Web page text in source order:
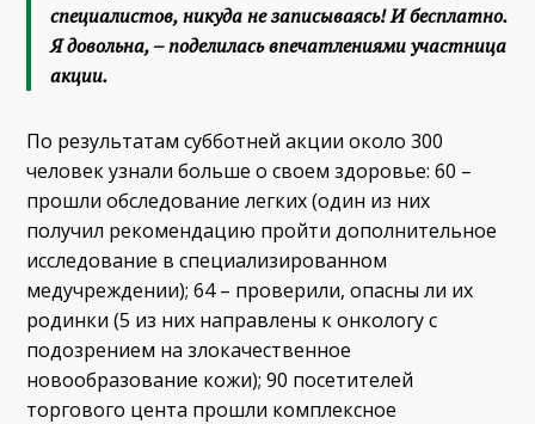
специалистов, никуда не записываясь! И бесплатно.
Я довольна, – поделилась впечатлениями участница
акции.
По результатам субботней акции около 300
человек узнали больше о своем здоровье: 60 –
прошли обследование легких (один из них
получил рекомендацию пройти дополнительное
исследование в специализированном
медучреждении); 64 – проверили, опасны ли их
родинки (5 из них направлены к онкологу с
подозрением на злокачественное
новообразование кожи); 90 посетителей
торгового цента прошли комплексное